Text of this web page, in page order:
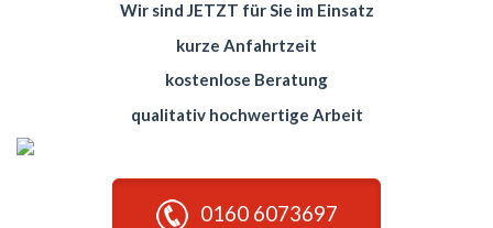
Wir sind JETZT für Sie im Einsatz
kurze Anfahrtzeit
kostenlose Beratung
qualitativ hochwertige Arbeit
0160 6073697